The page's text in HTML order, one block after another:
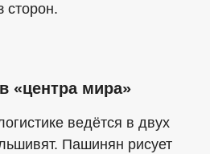
сторон.
«центра мира»
ведётся в двух
Пашинян рисует